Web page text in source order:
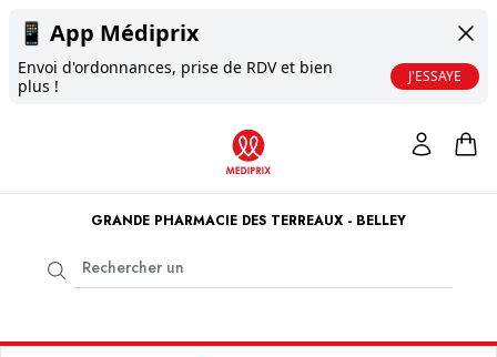
📱 App Médiprix
Envoi d'ordonnances, prise de RDV et bien
plus !
J'ESSAYE
GRANDE PHARMACIE DES TERREAUX - BELLEY